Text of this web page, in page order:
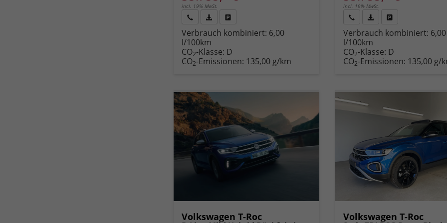
incl. 19% MwSt.
anfordernDatei,
Fahrzeugexposé
drucken
drucken,
oder
vergleichen
Verbrauch kombiniert: 6,00
l/100km
CO2-Klasse: D
CO2-Emissionen: 135,00 g/km
incl. 19% MwSt.
anfordernDatei,
Fahrzeugexposé
drucken
drucken,
oder
vergleichen
Verbrauch kombiniert: 6,00
l/100km
CO2-Klasse: D
CO2-Emissionen: 135,00 g/
Volkswagen T-Roc Volkswagen T-Roc